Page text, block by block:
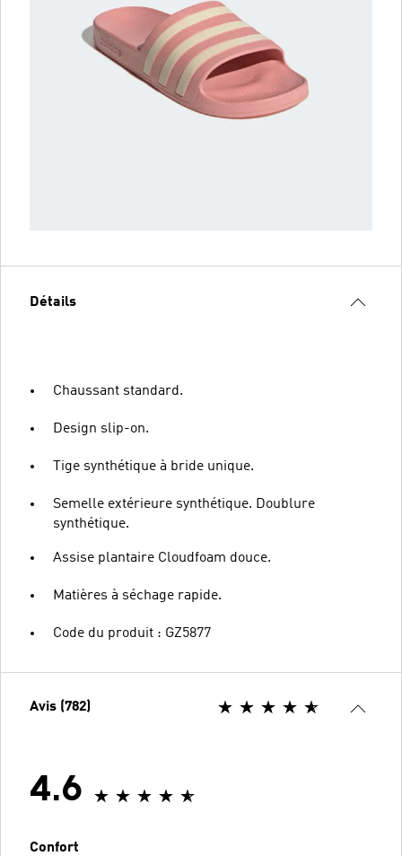
Détails
Chaussant standard.
Design slip-on.
Tige synthétique à bride unique.
Semelle extérieure synthétique. Doublure
synthétique.
Assise plantaire Cloudfoam douce.
Matières à séchage rapide.
Code du produit : GZ5877
Avis (782)
4.6
Confort